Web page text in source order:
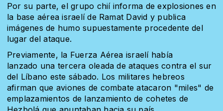
Por su parte, el grupo chií informa de explosiones en
la base aérea israelí de Ramat David y publica
imágenes de humo supuestamente procedente del
lugar del ataque.
Previamente, la Fuerza Aérea israelí había
lanzado una tercera oleada de ataques contra el sur
del Líbano este sábado. Los militares hebreos
afirman que aviones de combate atacaron "miles" de
emplazamientos de lanzamiento de cohetes de